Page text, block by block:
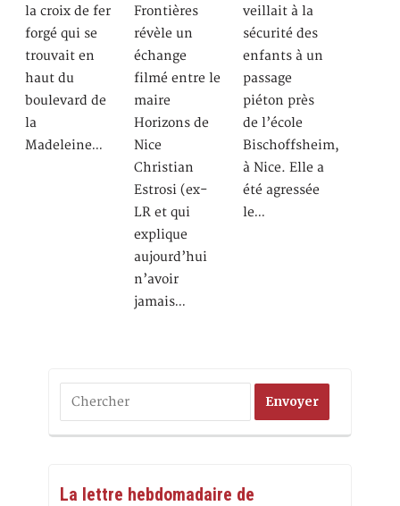
la croix de fer
forgé qui se
trouvait en
haut du
boulevard de
la
Madeleine…
Frontières
révèle un
échange
filmé entre le
maire
Horizons de
Nice
Christian
Estrosi (ex-
LR et qui
explique
aujourd’hui
n’avoir
jamais…
veillait à la
sécurité des
enfants à un
passage
piéton près
de l’école
Bischoffsheim,
à Nice. Elle a
été agressée
le…
La lettre hebdomadaire de